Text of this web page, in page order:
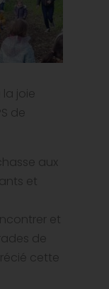
la joie
de
aux
et
et
de
cette